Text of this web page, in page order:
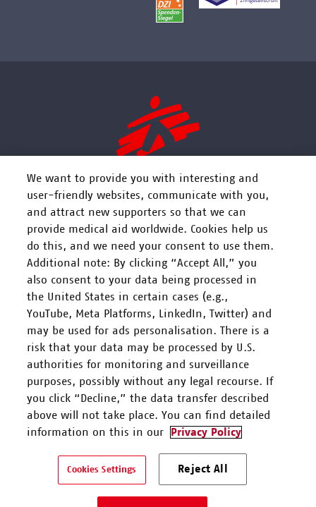
FOLGEN SIE UNS
Mitarbeiten
Spenden
Kontakt & Support
Ärzte ohne Grenzen e.V. ist als eingetragene gemeinnützige
Organisation von der Körperschaft- und Gewerbesteuer gem. §5 I
We want to provide you with interesting and
user-friendly websites, communicate with you,
and attract new supporters so that we can
provide medical aid worldwide. Cookies help us
do this, and we need your consent to use them.
Additional note: By clicking “Accept All,” you
also consent to your data being processed in
the United States in certain cases (e.g.,
YouTube, Meta Platforms, LinkedIn, Twitter) and
may be used for ads personalisation. There is a
risk that your data may be processed by U.S.
authorities for monitoring and surveillance
purposes, possibly without any legal recourse. If
you click “Decline,” the data transfer described
above will not take place. You can find detailed
information on this in our
Privacy Policy
Cookies Settings Reject All